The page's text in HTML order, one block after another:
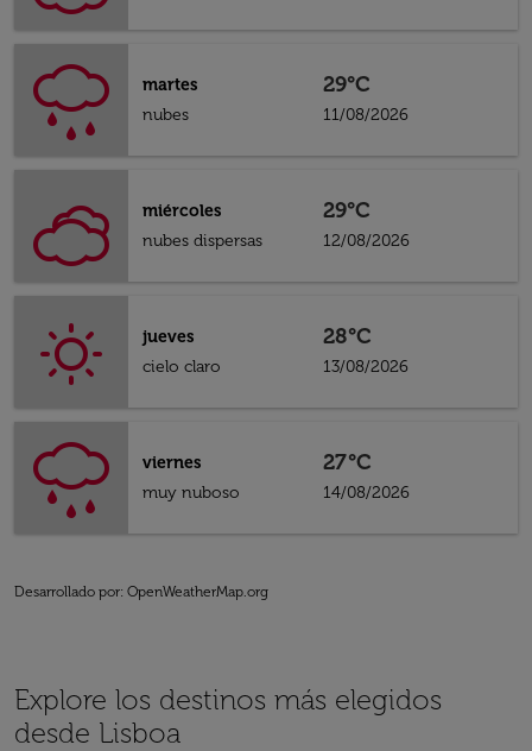
martes
nubes
29°C
11/08/2026
miércoles
nubes dispersas
29°C
12/08/2026
jueves
cielo claro
28°C
13/08/2026
viernes
muy nuboso
27°C
14/08/2026
Desarrollado por: OpenWeatherMap.org
Explore los destinos más elegidos
desde Lisboa